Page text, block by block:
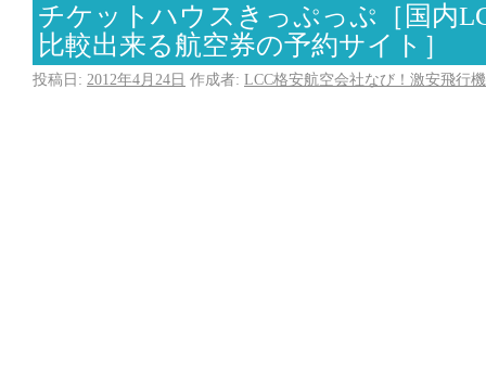
チケットハウスきっぷっぷ［国内
比較出来る航空券の予約サイト］
投稿日: 2012年4月24日 作成者: LCC格安航空会社なび！激安飛行